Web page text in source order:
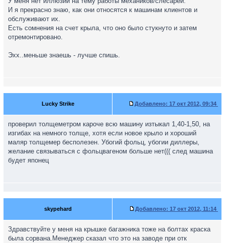
И я прекрасно знаю, как они относятся к машинам клиентов и
обслуживают их.
Есть сомнения на счет крыла, что оно было стукнуто и затем
отремонтировано.
Эхх..меньше знаешь - лучше спишь.
Lucky Strike Добавлено: 17 окт 2012, 09:34
проверил толщеметром кароче всю машину изтыкал 1,40-1,50, на
изгибах на немного толще, хотя если новое крыло и хороший
маляр толщемер бесполезен. Убогий фольц, убогии диллеры,
желание связываться с фольцвагеном больше нет((( след машина
будет японец
skypehard Добавлено: 17 окт 2012, 11:14
Здравствуйте у меня на крышке багажника тоже на болтах краска
была сорвана.Менеджер сказал что это на заводе при отк